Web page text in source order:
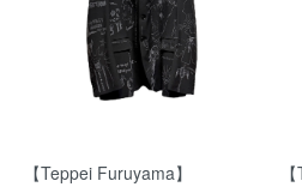
【Teppei Furuyama】